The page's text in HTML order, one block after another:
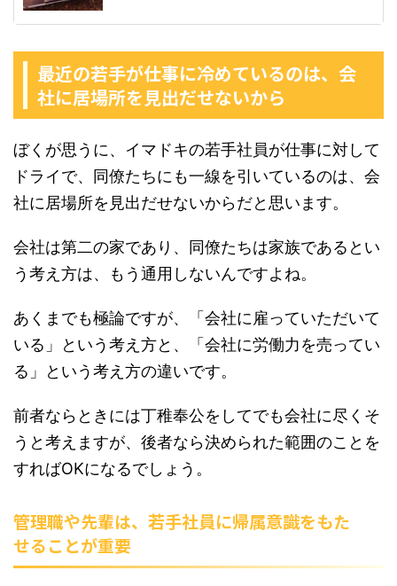
最近の若手が仕事に冷めているのは、会
社に居場所を見出だせないから
ぼくが思うに、イマドキの若手社員が仕事に対して
ドライで、同僚たちにも一線を引いているのは、会
社に居場所を見出だせないからだと思います。
会社は第二の家であり、同僚たちは家族であるとい
う考え方は、もう通用しないんですよね。
あくまでも極論ですが、「会社に雇っていただいて
いる」という考え方と、「会社に労働力を売ってい
る」という考え方の違いです。
前者ならときには丁稚奉公をしてでも会社に尽くそ
うと考えますが、後者なら決められた範囲のことを
すればOKになるでしょう。
管理職や先輩は、若手社員に帰属意識をもた
せることが重要